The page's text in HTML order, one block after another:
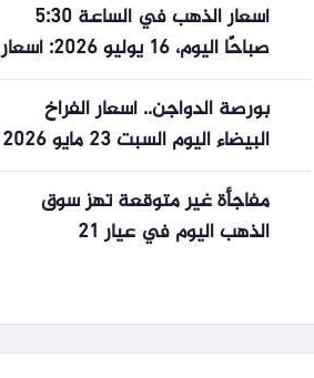
أسعار الذهب في الساعة 5:30
صباحًا اليوم، 16 يوليو 2026: أسعار
الذهب عيار 9999، والخواتم،
والذهب العالمي يوم الخميس.
بورصة الدواجن.. أسعار الفراخ
البيضاء اليوم السبت 23 مايو 2026
مفاجأة غير متوقعة تهز سوق
الذهب اليوم في عيار 21